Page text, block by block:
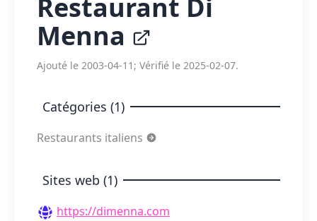
Restaurant Di
Menna
Ajouté le 2003-04-11; Vérifié le 2025-02-07.
Catégories (1)
Restaurants italiens
Sites web (1)
https://dimenna.com